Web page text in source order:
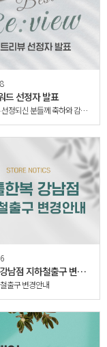
드 선정자 발표
베스트 리뷰 선정되신 분들께 축하와 감사드려요!
베틀한복 강남점 지하철출구 변경안내
출구 변경안내